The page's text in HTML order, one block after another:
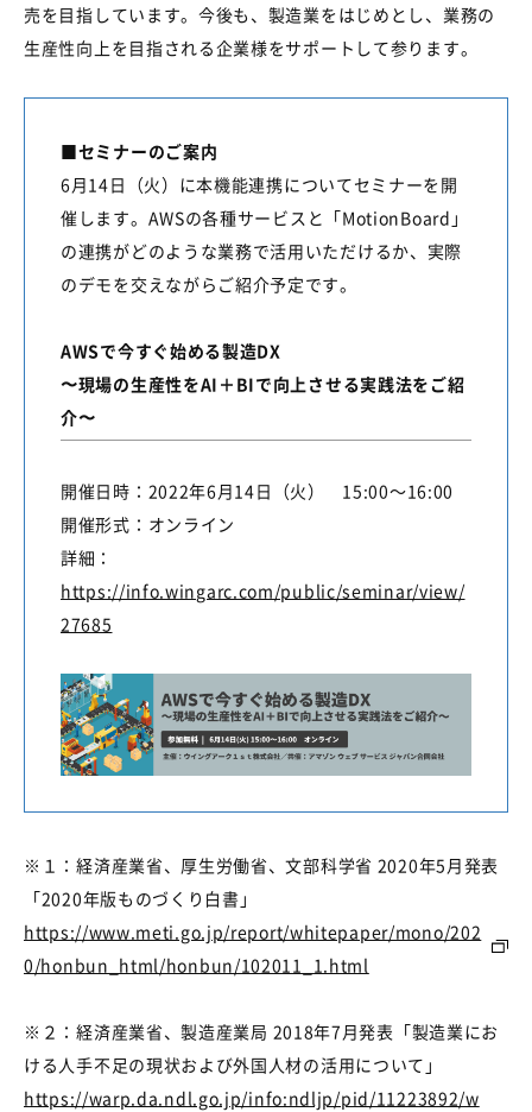
売を目指しています。今後も、製造業をはじめとし、業務の
生産性向上を目指される企業様をサポートして参ります。
■セミナーのご案内
6月14日（火）に本機能連携についてセミナーを開
催します。 AWSの各種サービスと「MotionBoard 」
の連携がどのような業務で活用いただけるか、実際
のデモを交えながらご紹介予定です。
AWSで今すぐ始める製造DX
〜現場の生産性をAI＋BIで向上させる実践法をご紹
介〜
開催日時： 2022年6月14日（火） 15:00～16:00
開催形式：オンライン
詳細：
https://info.wingarc.com/public/seminar/view/
27685
※１：経済産業省、厚生労働省、文部科学省 2020年5月発表
「2020年版ものづくり白書」
https://www.meti.go.jp/report/whitepaper/mono/202
0/honbun_html/honbun/102011_1.html
※２：経済産業省、製造産業局 2018年7月発表「製造業にお
ける人手不足の現状および外国人材の活用について」
https://warp.da.ndl.go.jp/info:ndljp/pid/11223892/w